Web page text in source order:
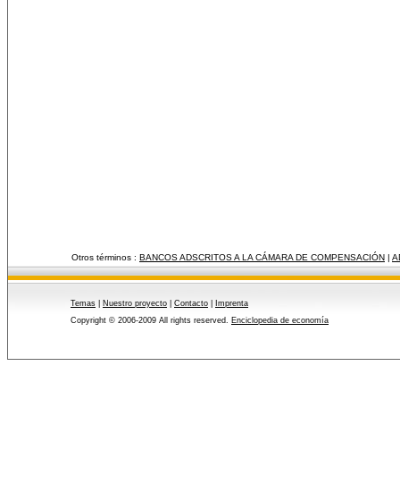
Otros términos : BANCOS ADSCRITOS A LA CÁMARA DE COMPENSACIÓN |
Temas Nuestro proyecto Contacto
Imprenta
Copyright © 2006-2009 All rights reserved. Enciclopedia de economía